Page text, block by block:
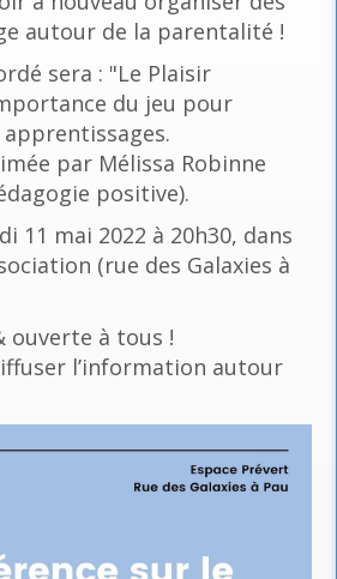
autour de la parentalité !
sera : "Le Plaisir
du jeu pour
par Mélissa Robinne
positive).
11 mai 2022 à 20h30, dans
(rue des Galaxies à
ouverte à tous !
l’information autour